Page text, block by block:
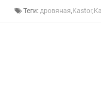
Теги: дровяная,Kastor,